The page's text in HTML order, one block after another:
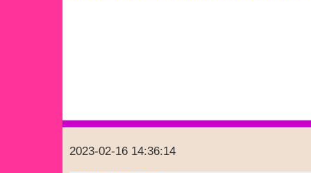
2023-02-16 14:36:14